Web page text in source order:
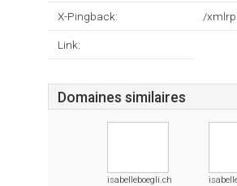
X-Pingback: /
Link:
Domaines similaires
isabelleboegli.ch